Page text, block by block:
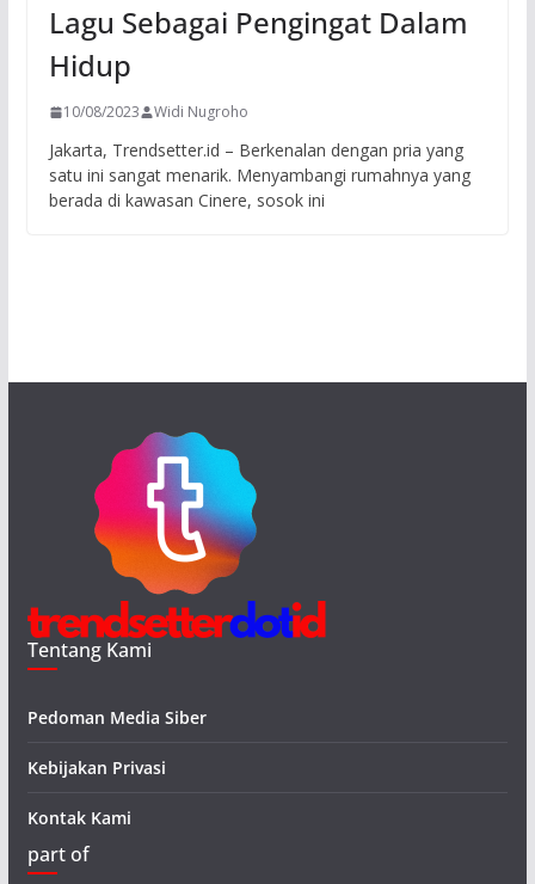
Lagu Sebagai Pengingat Dalam
Hidup
10/08/2023 Widi Nugroho
Jakarta, Trendsetter.id – Berkenalan dengan pria yang
satu ini sangat menarik. Menyambangi rumahnya yang
berada di kawasan Cinere, sosok ini
Tentang Kami
Pedoman Media Siber
Kebijakan Privasi
Kontak Kami
part of